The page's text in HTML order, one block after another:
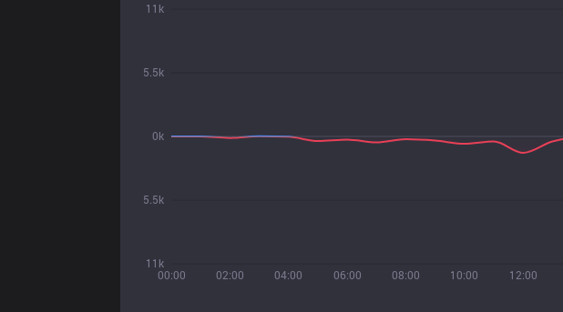
00:00 02:00 04:00 06:00 08:00 10:00 12:00
11k
5.5k
0k
5.5k
11k